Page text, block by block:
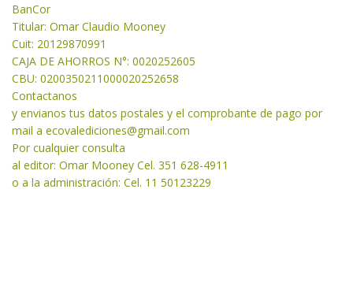
BanCor
Titular: Omar Claudio Mooney
Cuit: 20129870991
CAJA DE AHORROS N°: 0020252605
CBU: 0200350211000020252658
Contactanos
y envianos tus datos postales y el comprobante de pago por
mail a ecovalediciones@gmail.com
Por cualquier consulta
al editor: Omar Mooney Cel. 351 628-4911
o a la administración: Cel. 11 50123229